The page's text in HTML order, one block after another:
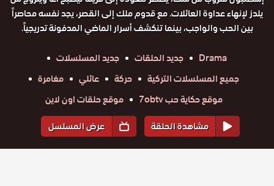
يلدز لإنهاء عداوة العائلات. مع قدوم ملك إلى القصر، يجد نفسه محاصراً
بين الحب والواجب، بينما تنكشف أسرار الماضي المدفونة تدريجياً.
Drama
جديد الحلقات
جديد المسلسلات
جميع المسلسلات التركية
حركة عائلي
مغامرة
موقع حكاية حب 7obtv
موقع حلقات اون لاين
مشاهدة الحلقة
عرض المسلسل